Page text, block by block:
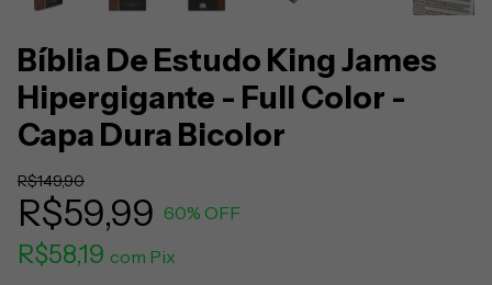
Bíblia De Estudo King James
Hipergigante - Full Color -
Capa Dura Bicolor
R$149,90
R$59,99 60% OFF
R$58,19 com Pix